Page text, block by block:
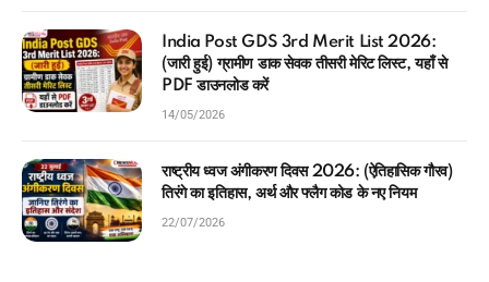
India Post GDS 3rd Merit List 2026:
(जारी हुई) ग्रामीण डाक सेवक तीसरी मेरिट लिस्ट, यहाँ से
PDF डाउनलोड करें
14/05/2026
राष्ट्रीय ध्वज अंगीकरण दिवस 2026: (ऐतिहासिक गौरव)
तिरंगे का इतिहास, अर्थ और फ्लैग कोड के नए नियम
22/07/2026